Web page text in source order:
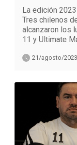
La edición
Tres chilenos
alcanzaron los
11 y Ultimate
21/agosto/2023